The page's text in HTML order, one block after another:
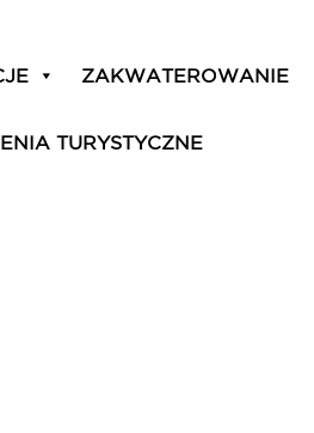
ZAKWATEROWANIE
TURYSTYCZNE